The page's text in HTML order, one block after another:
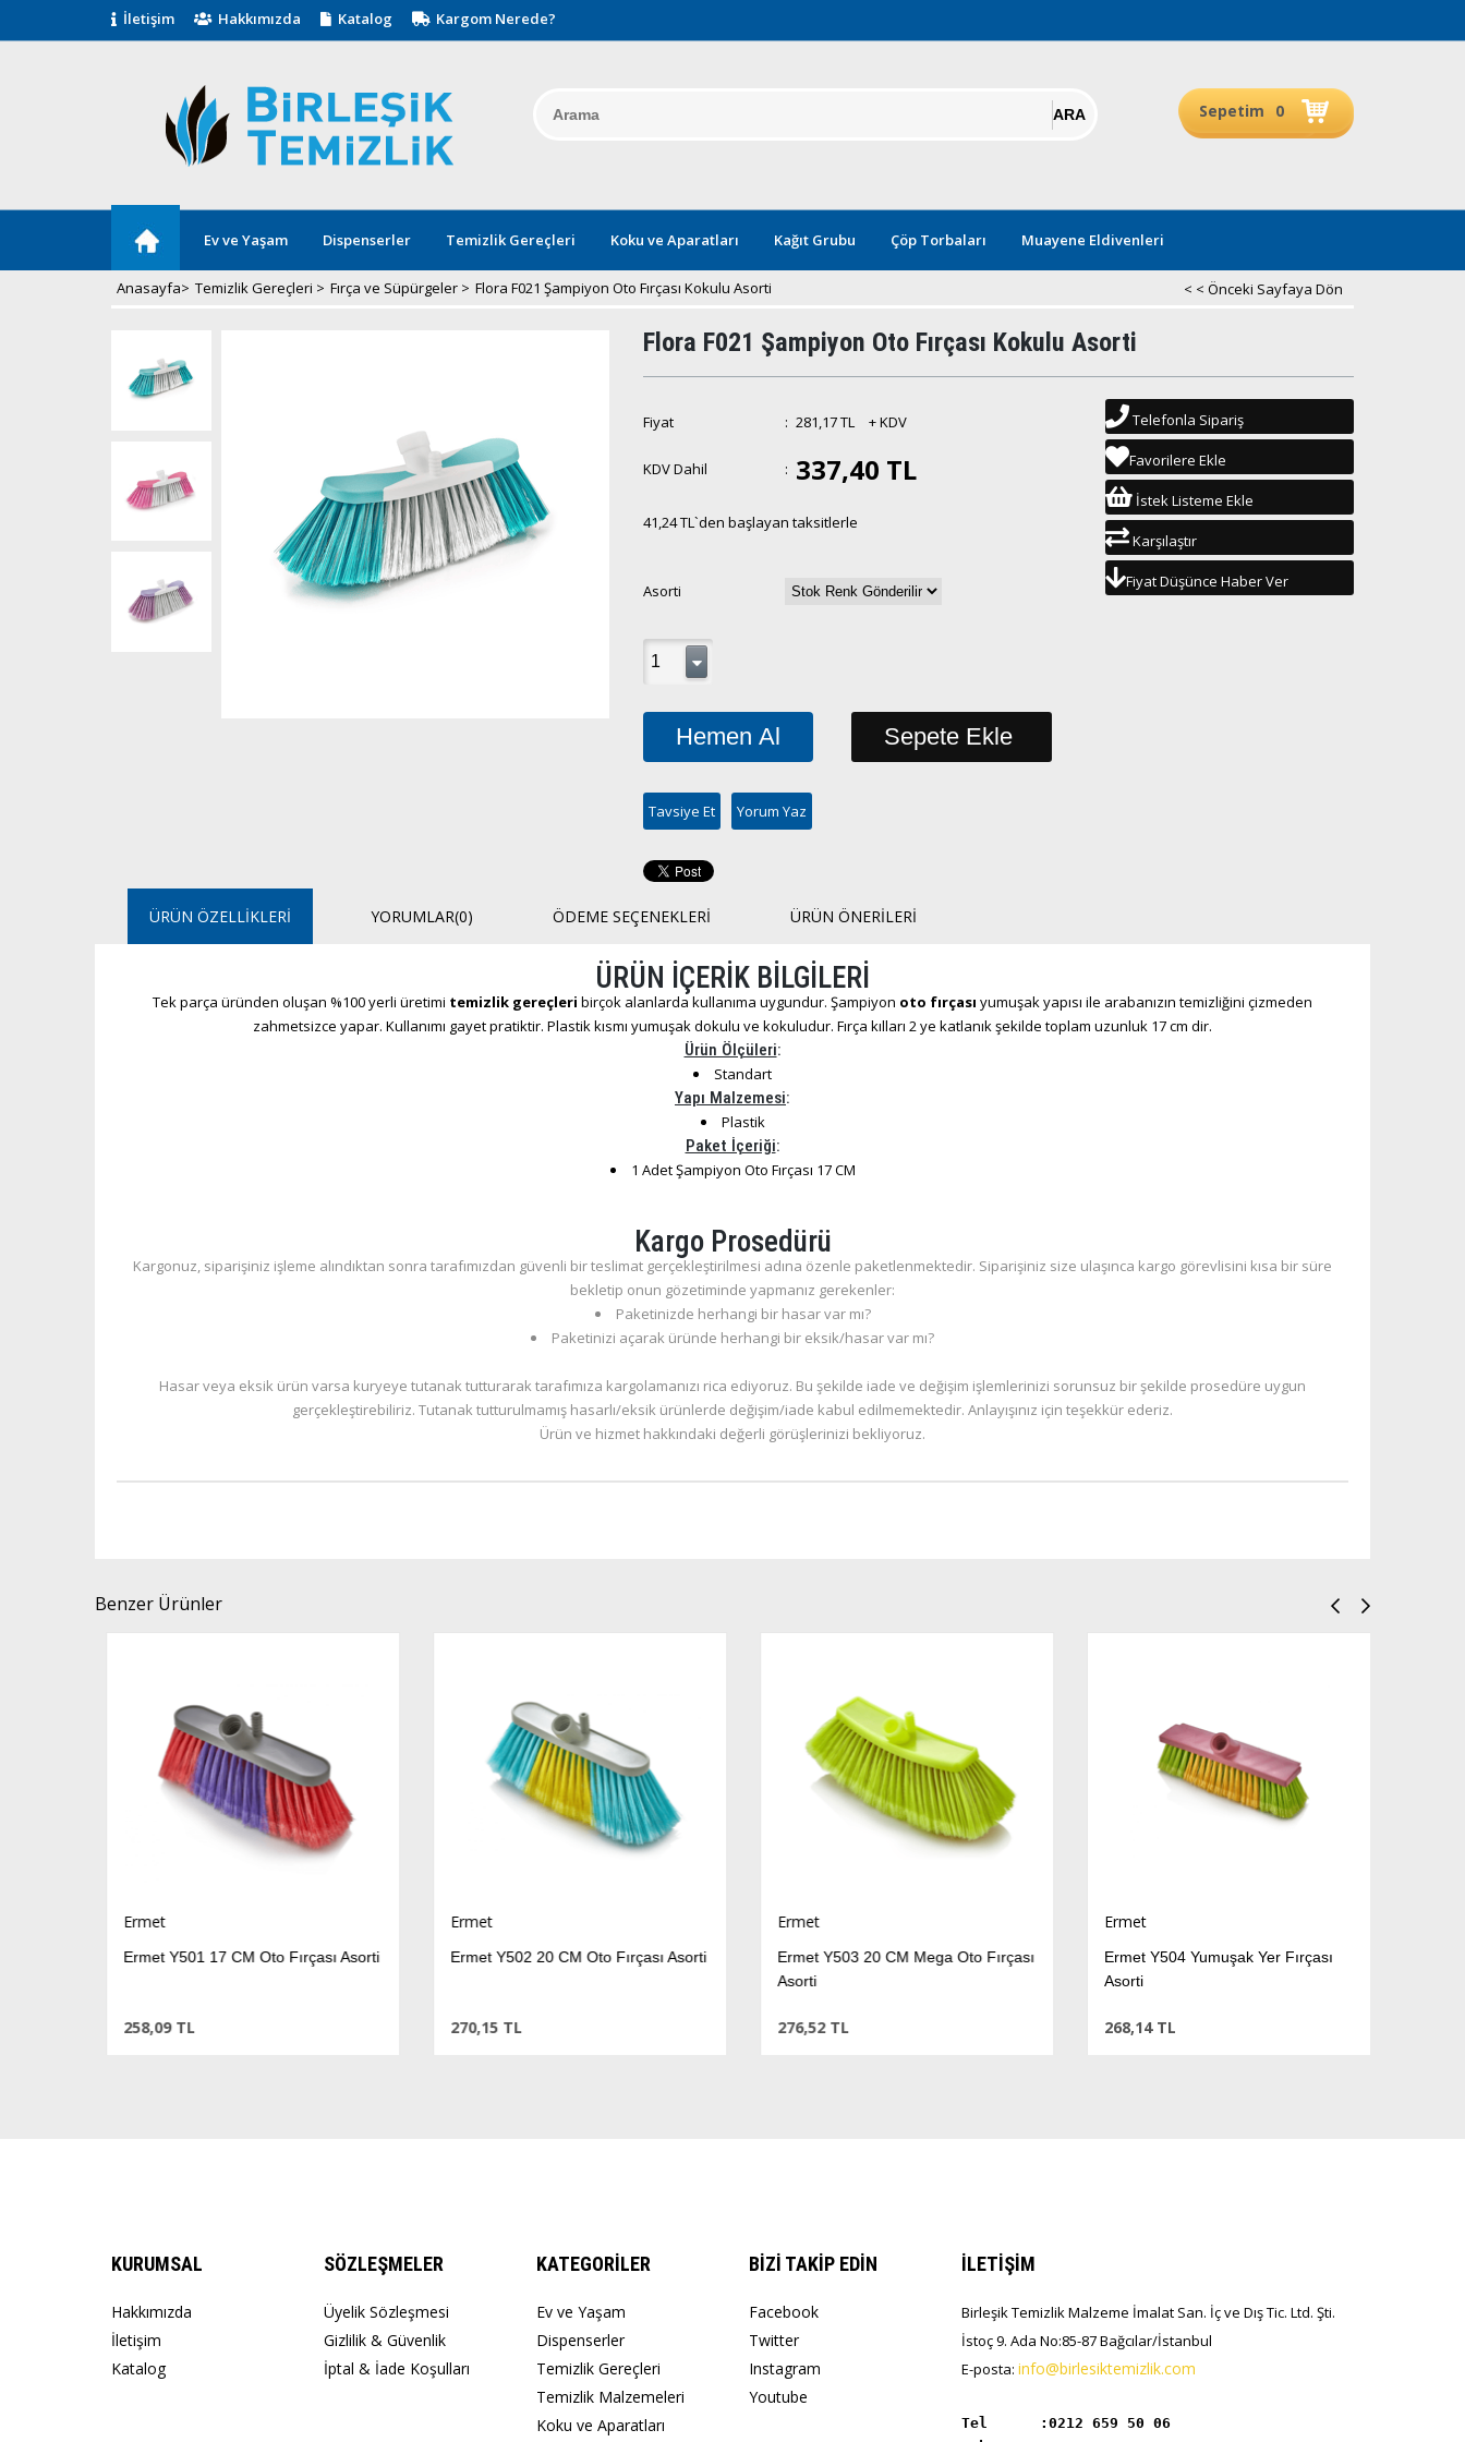
İletişim Hakkımızda Katalog Kargom Nerede?
Sepetim 0
Ev ve Yaşam Dispenserler Temizlik Gereçleri Koku ve Aparatları Kağıt Grubu Çöp Torbaları Muayene Eldivenleri
Anasayfa> Temizlik Gereçleri > Fırça ve Süpürgeler > Flora F021 Şampiyon Oto Fırçası Kokulu Asorti < < Önceki Sayfaya Dön
Flora F021 Şampiyon Oto Fırçası Kokulu Asorti
Fiyat : 281,17 TL + KDV
KDV Dahil : 337,40 TL
41,24 TL`den başlayan taksitlerle
Asorti
Telefonla Sipariş
Favorilere Ekle
İstek Listeme Ekle
Karşılaştır
Fiyat Düşünce Haber Ver
Tavsiye Et Yorum Yaz
ÜRÜN ÖZELLIKLERI YORUMLAR(0) ÖDEME SEÇENEKLERI ÜRÜN ÖNERILERI
ÜRÜN İÇERİK BİLGİLERİ
Tek parça üründen oluşan %100 yerli üretimi temizlik gereçleri birçok alanlarda kullanıma uygundur. Şampiyon oto fırçası yumuşak yapısı ile arabanızın temizliğini çizmeden
zahmetsizce yapar. Kullanımı gayet pratiktir. Plastik kısmı yumuşak dokulu ve kokuludur. Fırça kılları 2 ye katlanık şekilde toplam uzunluk 17 cm dir.
Ürün Ölçüleri:
Standart
Yapı Malzemesi:
Plastik
Paket İçeriği:
1 Adet Şampiyon Oto Fırçası 17 CM
Kargo Prosedürü
Kargonuz, siparişiniz işleme alındıktan sonra tarafımızdan güvenli bir teslimat gerçekleştirilmesi adına özenle paketlenmektedir. Siparişiniz size ulaşınca kargo görevlisini kısa bir süre
bekletip onun gözetiminde yapmanız gerekenler:
Paketinizde herhangi bir hasar var mı?
Paketinizi açarak üründe herhangi bir eksik/hasar var mı?
Hasar veya eksik ürün varsa kuryeye tutanak tutturarak tarafımıza kargolamanızı rica ediyoruz. Bu şekilde iade ve değişim işlemlerinizi sorunsuz bir şekilde prosedüre uygun
gerçekleştirebiliriz. Tutanak tutturulmamış hasarlı/eksik ürünlerde değişim/iade kabul edilmemektedir. Anlayışınız için teşekkür ederiz.
Ürün ve hizmet hakkındaki değerli görüşlerinizi bekliyoruz.
Benzer Ürünler
Ermet
Ermet Y501 17 CM Oto Fırçası Asorti
258,09 TL
Ermet
Ermet Y502 20 CM Oto Fırçası Asorti
270,15 TL
Ermet
Ermet Y503 20 CM Mega Oto Fırçası
Asorti
276,52 TL
Ermet
Ermet Y504 Yumuşak Yer Fırçası
Asorti
268,14 TL
KURUMSAL
Hakkımızda
İletişim
Katalog
SÖZLEŞMELER
Üyelik Sözleşmesi
Gizlilik & Güvenlik
İptal & İade Koşulları
KATEGORİLER
Ev ve Yaşam
Dispenserler
Temizlik Gereçleri
Temizlik Malzemeleri
Koku ve Aparatları
BİZİ TAKİP EDİN
Facebook
Twitter
Instagram
Youtube
İLETİŞİM
Birleşik Temizlik Malzeme İmalat San. İç ve Dış Tic. Ltd. Şti.
İstoç 9. Ada No:85-87 Bağcılar/İstanbul
E-posta: info@birlesiktemizlik.com
Tel      :